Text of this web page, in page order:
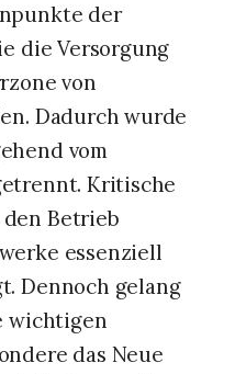
der
die Versorgung
von
Dadurch wurde
vom
Kritische
Betrieb
essenziell
Dennoch gelang
wichtigen
das Neue